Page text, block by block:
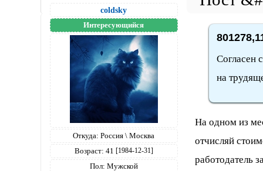
coldsky
Интересующийся
Откуда: Россия \ Москва
Возраст: 41 [1984-12-31]
Пол: Мужской
Согласен
на
На одном из
отчисляй
работодатель